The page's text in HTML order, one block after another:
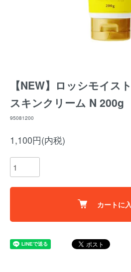
【NEW】ロッシモイス
スキンクリーム N 200g
95081200
1,100円(内税)
カートに